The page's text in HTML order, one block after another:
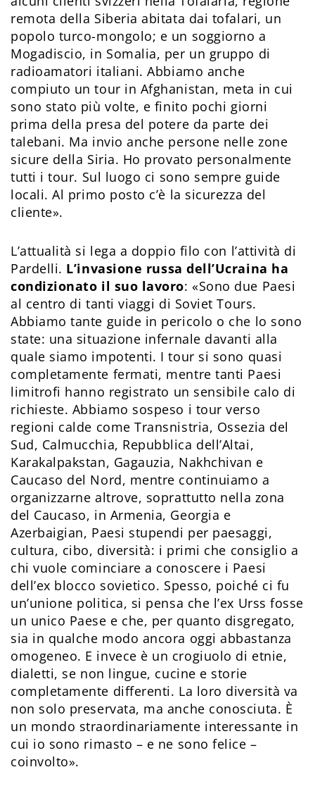
remota della Siberia abitata dai tofalari, un
popolo turco-mongolo; e un soggiorno a
Mogadiscio, in Somalia, per un gruppo di
radioamatori italiani. Abbiamo anche
compiuto un tour in Afghanistan, meta in cui
sono stato più volte, e finito pochi giorni
prima della presa del potere da parte dei
talebani. Ma invio anche persone nelle zone
sicure della Siria. Ho provato personalmente
tutti i tour. Sul luogo ci sono sempre guide
locali. Al primo posto c’è la sicurezza del
cliente».
L’attualità si lega a doppio filo con l’attività di
Pardelli. L’invasione russa dell’Ucraina ha
condizionato il suo lavoro: «Sono due Paesi
al centro di tanti viaggi di Soviet Tours.
Abbiamo tante guide in pericolo o che lo sono
state: una situazione infernale davanti alla
quale siamo impotenti. I tour si sono quasi
completamente fermati, mentre tanti Paesi
limitrofi hanno registrato un sensibile calo di
richieste. Abbiamo sospeso i tour verso
regioni calde come Transnistria, Ossezia del
Sud, Calmucchia, Repubblica dell’Altai,
Karakalpakstan, Gagauzia, Nakhchivan e
Caucaso del Nord, mentre continuiamo a
organizzarne altrove, soprattutto nella zona
del Caucaso, in Armenia, Georgia e
Azerbaigian, Paesi stupendi per paesaggi,
cultura, cibo, diversità: i primi che consiglio a
chi vuole cominciare a conoscere i Paesi
dell’ex blocco sovietico. Spesso, poiché ci fu
un’unione politica, si pensa che l’ex Urss fosse
un unico Paese e che, per quanto disgregato,
sia in qualche modo ancora oggi abbastanza
omogeneo. E invece è un crogiuolo di etnie,
dialetti, se non lingue, cucine e storie
completamente differenti. La loro diversità va
non solo preservata, ma anche conosciuta. È
un mondo straordinariamente interessante in
cui io sono rimasto – e ne sono felice –
coinvolto».